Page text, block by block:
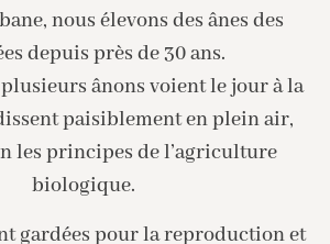
nous élevons des ânes des
depuis près de 30 ans.
ânons voient le jour à la
paisiblement en plein air,
les principes de l’agriculture
biologique.
gardées pour la reproduction et